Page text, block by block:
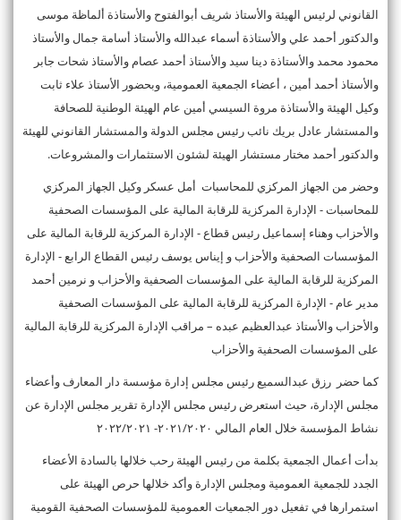
القانوني لرئيس الهيئة والأستاذ شريف أبوالفتوح والأستاذة ألماظة موسى
والدكتور أحمد علي والأستاذة أسماء عبدالله والأستاذ أسامة جمال والأستاذ
محمود محمد والأستاذة دينا سيد والأستاذ أحمد عصام والأستاذ شحات جابر
والأستاذ أحمد أمين ، أعضاء الجمعية العمومية، وبحضور الأستاذ علاء ثابت
وكيل الهيئة والأستاذة مروة السيسي أمين عام الهيئة الوطنية للصحافة
والمستشار عادل بريك نائب رئيس مجلس الدولة والمستشار القانوني للهيئة
والدكتور أحمد مختار مستشار الهيئة لشئون الاستثمارات والمشروعات.
وحضر من الجهاز المركزي للمحاسبات أمل عسكر وكيل الجهاز المركزي
للمحاسبات - الإدارة المركزية للرقابة المالية على المؤسسات الصحفية
والأحزاب وهناء إسماعيل رئيس قطاع - الإدارة المركزية للرقابة المالية على
المؤسسات الصحفية والأحزاب و إيناس يوسف رئيس القطاع الرابع - الإدارة
المركزية للرقابة المالية على المؤسسات الصحفية والأحزاب و نرمين أحمد
مدير عام - الإدارة المركزية للرقابة المالية على المؤسسات الصحفية
والأحزاب والأستاذ عبدالعظيم عبده – مراقب الإدارة المركزية للرقابة المالية
على المؤسسات الصحفية والأحزاب
كما حضر رزق عبدالسميع رئيس مجلس إدارة مؤسسة دار المعارف وأعضاء
مجلس الإدارة، حيث استعرض رئيس مجلس الإدارة تقرير مجلس الإدارة عن
نشاط المؤسسة خلال العام المالي ٢٠٢١/٢٠٢٠- ٢٠٢٢/٢٠٢١
بدأت أعمال الجمعية بكلمة من رئيس الهيئة رحب خلالها بالسادة الأعضاء
الجدد للجمعية العمومية ومجلس الإدارة وأكد خلالها حرص الهيئة على
استمرارها في تفعيل دور الجمعيات العمومية للمؤسسات الصحفية القومية